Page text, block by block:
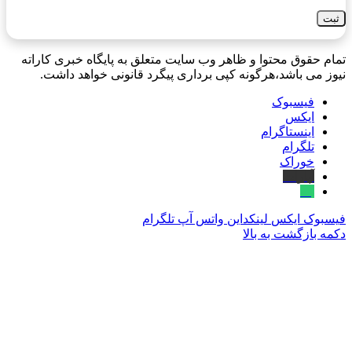
تمام حقوق محتوا و ظاهر وب سایت متعلق به پایگاه خبری کاراته
نیوز می باشد،هرگونه کپی برداری پیگرد قانونی خواهد داشت.
فیسبوک
ایکس
اینستاگرام
تلگرام
خوراک
فیسبوک ایکس لینکداین واتس آپ تلگرام
دکمه بازگشت به بالا